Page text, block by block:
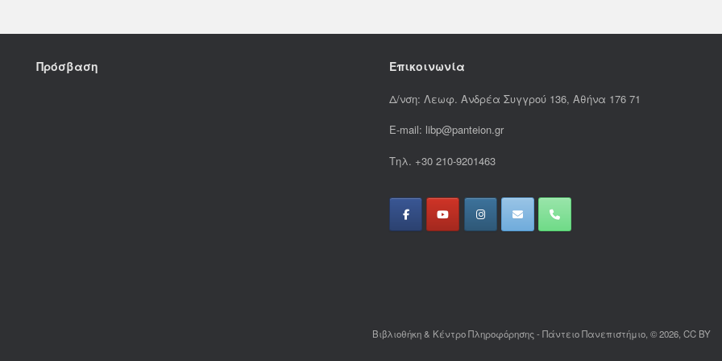
Πρόσβαση Επικοινωνία
Δ/νση: Λεωφ. Ανδρέα Συγγρού 136, Αθήνα 176 71
E-mail: libp@panteion.gr
Τηλ. +30 210-9201463
Βιβλιοθήκη & Κέντρο Πληροφόρησης - Πάντειο Πανεπιστήμιο, © 2026, CC BY